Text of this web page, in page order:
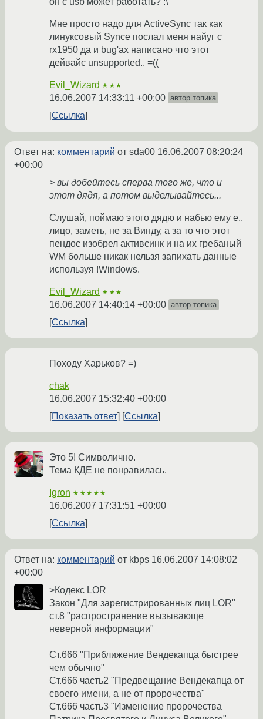
Мне просто надо для ActiveSync так как
линуксовый Synce послал меня найуг с
rx1950 да и bug'ах написано что этот
дейвайс unsupported.. =((
Evil_Wizard ★★★
16.06.2007 14:33:11 +00:00 автор топика
Ссылка
Ответ на: комментарий от sda00 16.06.2007 08:20:24
+00:00
> вы добейтесь сперва того же, что и
этот дядя, а потом выделывайтесь...
Слушай, поймаю этого дядю и набью ему e..
лицо, заметь, не за Винду, а за то что этот
пендос изобрел активсинк и на их гребаный
WM больше никак нельзя запихать данные
используя !Windows.
Evil_Wizard ★★★
16.06.2007 14:40:14 +00:00 автор топика
Ссылка
Походу Харьков? =)
chak
16.06.2007 15:32:40 +00:00
Показать ответ
Ссылка
Это 5! Символично.
Тема КДЕ не понравилась.
Igron ★★★★★
16.06.2007 17:31:51 +00:00
Ссылка
Ответ на: комментарий от kbps 16.06.2007 14:08:02
+00:00
>Кодекс LOR
Закон "Для зарегистрированных лиц LOR"
ст.8 "распространение вызывающе
неверной информации"
Ст.666 "Приближение Вендекапца быстрее
чем обычно"
Ст.666 часть2 "Предвещание Вендекапца от
своего имени, а не от пророчества"
Ст.666 часть3 "Изменение пророчества